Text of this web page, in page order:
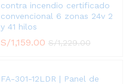
contra incendio certificado
convencional 6 zonas 24v 2
y 41 hilos
S/1,159.00 S/1,229.00
FA-301-12LDR | Panel de